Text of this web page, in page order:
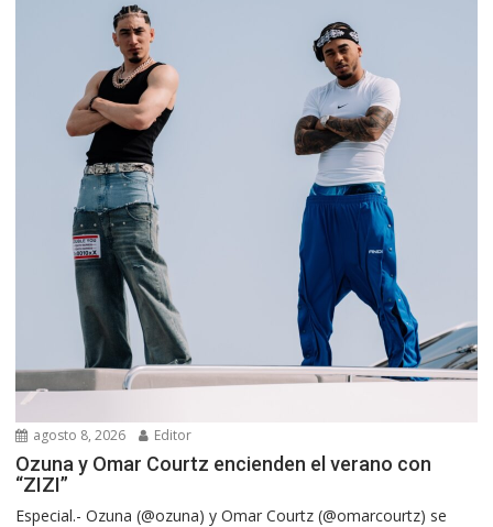
agosto 8, 2026 Editor
Ozuna y Omar Courtz encienden el verano con
“ZIZI”
Especial.- Ozuna (@ozuna) y Omar Courtz (@omarcourtz) se